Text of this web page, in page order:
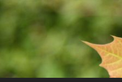
Aller
au
Blog de
Blog de Thomphotos